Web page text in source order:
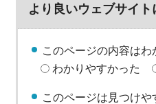
より良いウェブサイト
このページの内容はわ
わかりやすかった
このページは見つけや